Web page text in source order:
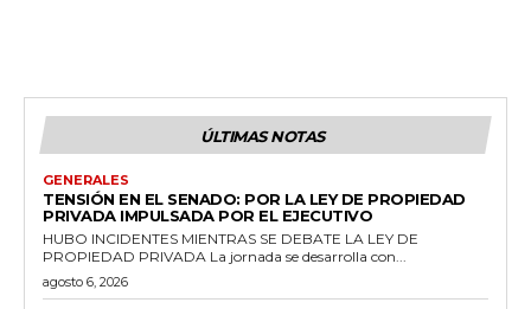
ÚLTIMAS NOTAS
GENERALES
TENSIÓN EN EL SENADO: POR LA LEY DE PROPIEDAD
PRIVADA IMPULSADA POR EL EJECUTIVO
HUBO INCIDENTES MIENTRAS SE DEBATE LA LEY DE
PROPIEDAD PRIVADA La jornada se desarrolla con...
agosto 6, 2026